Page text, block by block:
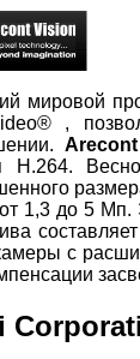
мировой
,
Н.264.
1,3 до 5 Мп.
с